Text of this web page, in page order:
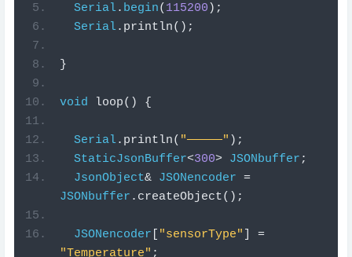
Serial. begin( 115200 );
Serial. println();
}
void loop() {
Serial. println( "—————" );
StaticJsonBuffer<300> JSONbuffer ;
JsonObject& JSONencoder =
JSONbuffer . createObject();
JSONencoder "sensorType"
=
"Temperature" ;